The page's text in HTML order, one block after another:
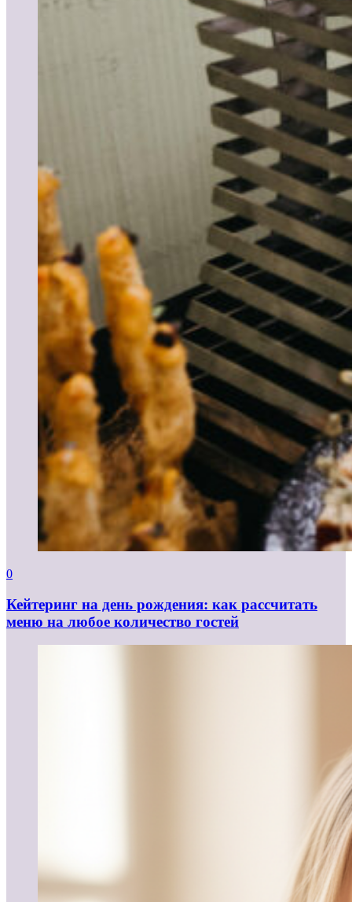
0
Кейтеринг на день рождения: как рассчитать
меню на любое количество гостей